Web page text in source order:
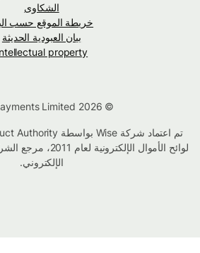
الشكاوى
خريطة الموقع حسب البلد
بيان العبودية الحديثة
Intellectual property
لوائح الأموال الإلكترونية لعام 2011، مرجع الشركة
الإلكتروني.